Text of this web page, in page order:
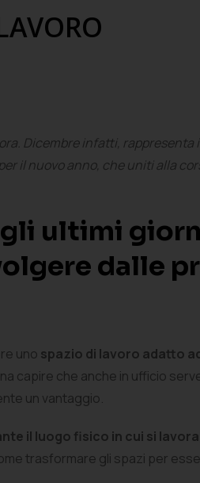
Dicembre infatti,
il nuovo anno, che uniti alla
ultimi
dalle
uno spazio di lavoro adatto
capire che anche in ufficio
un vantaggio.
il luogo fisico in cui si
trasformare gli spazi per